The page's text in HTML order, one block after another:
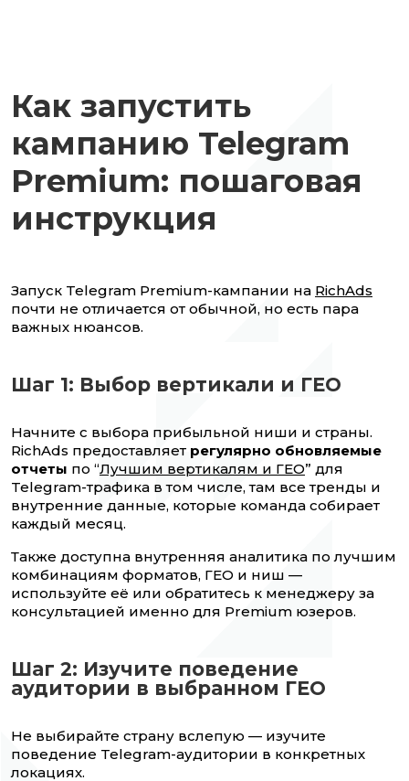
Как запустить
кампанию Telegram
Premium: пошаговая
инструкция
Запуск Telegram Premium-кампании на RichAds
почти не отличается от обычной, но есть пара
важных нюансов.
Шаг 1: Выбор вертикали и ГЕО
Начните с выбора прибыльной ниши и страны.
RichAds предоставляет регулярно обновляемые
отчеты по “Лучшим вертикалям и ГЕО” для
Telegram-трафика в том числе, там все тренды и
внутренние данные, которые команда собирает
каждый месяц.
Также доступна внутренняя аналитика по лучшим
комбинациям форматов, ГЕО и ниш —
используйте её или обратитесь к менеджеру за
консультацией именно для Premium юзеров.
Шаг 2: Изучите поведение
аудитории в выбранном ГЕО
Не выбирайте страну вслепую — изучите
поведение Telegram-аудитории в конкретных
локациях.